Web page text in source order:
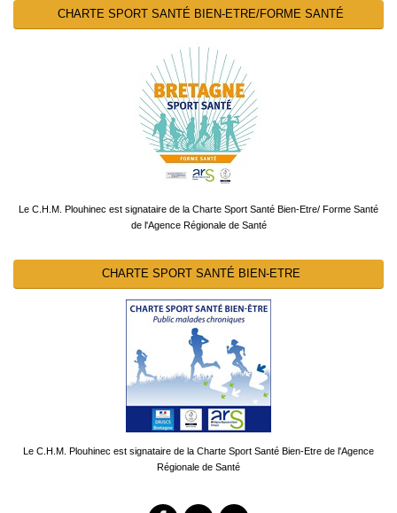
CHARTE SPORT SANTÉ BIEN-ETRE/FORME SANTÉ
Le C.H.M. Plouhinec est signataire de la Charte Sport Santé Bien-Etre/ Forme Santé
de l'Agence Régionale de Santé
CHARTE SPORT SANTÉ BIEN-ETRE
Le C.H.M. Plouhinec est signataire de la Charte Sport Santé Bien-Etre de l'Agence
Régionale de Santé